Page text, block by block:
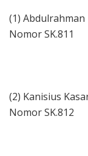
(1) Abdulrahman
Nomor SK.811
(2) Kanisius
Nomor SK.812